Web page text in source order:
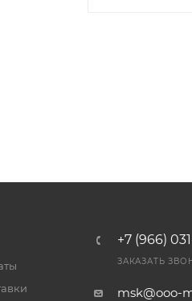
+7 (966)
ЗАКАЗАТЬ
msk@ooo-